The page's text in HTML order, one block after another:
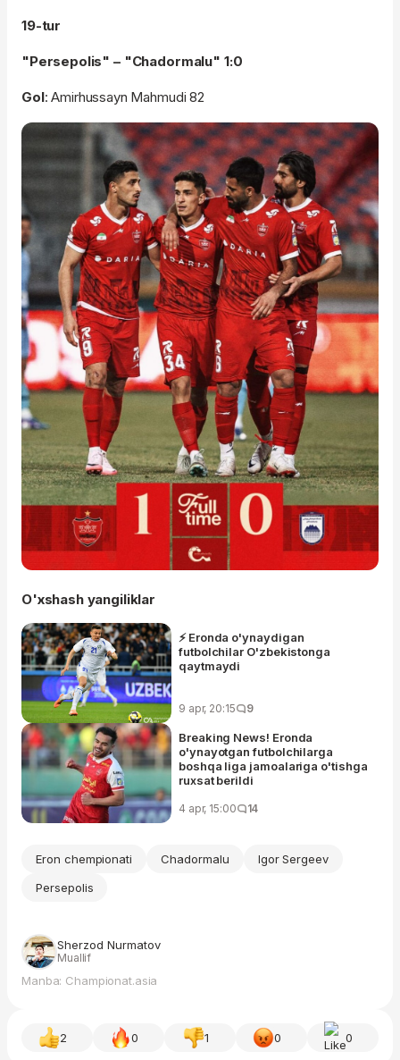
19-tur
"Persepolis" – "Chadormalu" 1:0
Gol: Amirhussayn Mahmudi 82
O'xshash yangiliklar
⚡️ Eronda o'ynaydigan
futbolchilar O'zbekistonga
qaytmaydi
9 apr, 20:15 9
Breaking News! Eronda
o'ynayotgan futbolchilarga
boshqa liga jamoalariga o'tishga
ruxsat berildi
4 apr, 15:00 14
Eron chempionati Chadormalu
Igor Sergeev
Persepolis
Sherzod Nurmatov
Muallif
Manba: Championat.asia
2 0 1 0 0